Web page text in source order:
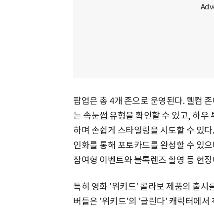
팝업은 총 4개 존으로 운영된다. 웰컴
는 속눈썹 유형을 확인할 수 있고, 하
하며 손쉽게 스타일링을 시도할 수 있
인화를 통해 포토카드를 완성할 수 있
참여형 이벤트와 볼록렌즈 촬영 등 현
특히 영화 '위키드' 콜라보 제품의 출시
버들은 '위키드'의 '글린다' 캐릭터에